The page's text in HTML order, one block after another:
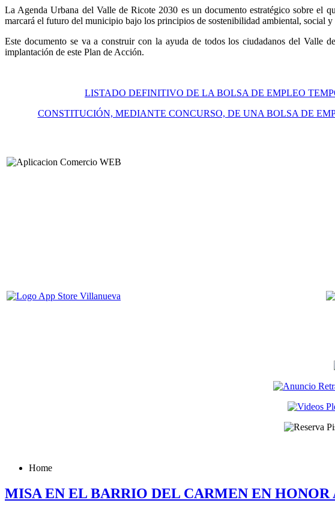
La Agenda Urbana del Valle de Ricote 2030 es un documento estratégico sobre el
marcará el futuro del municipio bajo los principios de sostenibilidad ambiental, social y
Este documento se va a construir con la ayuda de todos los ciudadanos del Valle
implantación de este Plan de Acción.
LISTADO DEFINITIVO DE LA BOLSA DE EMPLEO
CONSTITUCIÓN, MEDIANTE CONCURSO, DE UNA BOLSA DE
Home
MISA EN EL BARRIO DEL CARMEN EN HONOR